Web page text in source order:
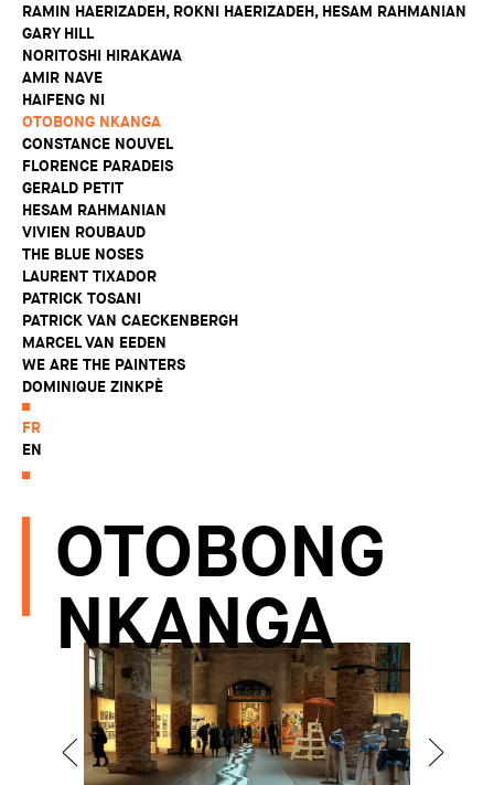
RAMIN HAERIZADEH, ROKNI HAERIZADEH, HESAM RAHMANIAN
GARY HILL
NORITOSHI HIRAKAWA
AMIR NAVE
HAIFENG NI
OTOBONG NKANGA
CONSTANCE NOUVEL
FLORENCE PARADEIS
GERALD PETIT
HESAM RAHMANIAN
VIVIEN ROUBAUD
THE BLUE NOSES
LAURENT TIXADOR
PATRICK TOSANI
PATRICK VAN CAECKENBERGH
MARCEL VAN EEDEN
WE ARE THE PAINTERS
DOMINIQUE ZINKPÈ
FR
EN
OTOBONG
NKANGA